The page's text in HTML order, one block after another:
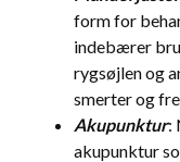
form for
indebærer
rygsøjlen og
smerter og
Akupunktur:
akupunktur